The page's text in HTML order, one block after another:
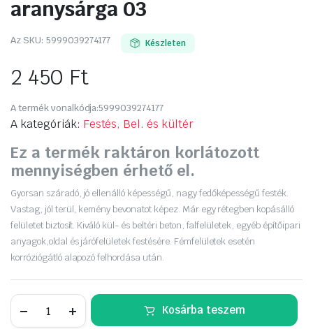
aranysárga 03
Az SKU: 5999039274177 Készleten
2 450 Ft
A termék vonalkódja:5999039274177
A kategóriák: Festés, Bel. és kültér
Ez a termék raktáron korlátozott
mennyiségben érhető el.
Gyorsan száradó, jó ellenálló képességű, nagy fedőképességű festék.
Vastag, jól terül, kemény bevonatot képez. Már egy rétegben kopásálló
felületet biztosít. Kiváló kül- és beltéri beton, falfelületek, egyéb építőipari
anyagok,oldal és járófelületek festésére. Fémfelületek esetén
korróziógátló alapozó felhordása után.
betonfesték
Kosárba teszem